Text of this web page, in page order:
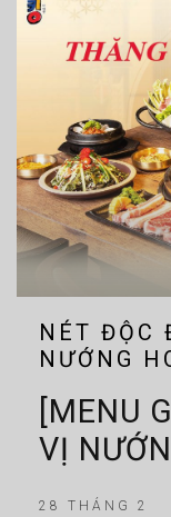
NÉT ĐỘC
NƯỚNG
[MENU
VỊ
28 THÁNG 2